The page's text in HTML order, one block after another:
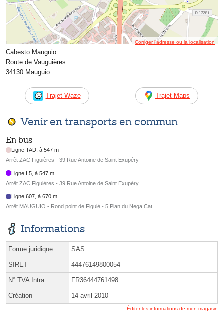
Corriger l’adresse ou la localisation
Cabesto Mauguio
Route de Vauguières
34130 Mauguio
Trajet Waze Trajet Maps
Venir en transports en commun
En bus
Ligne TAD, à 547 m
Arrêt ZAC Figuières - 39 Rue Antoine de Saint Exupéry
Ligne L5, à 547 m
Arrêt ZAC Figuières - 39 Rue Antoine de Saint Exupéry
Ligne 607, à 670 m
Arrêt MAUGUIO - Rond point de Figuiè - 5 Plan du Nega Cat
Informations
Forme juridique SAS
SIRET 44476149800054
N° TVA Intra. FR36444761498
Création 14 avril 2010
Éditer les informations de mon magasin